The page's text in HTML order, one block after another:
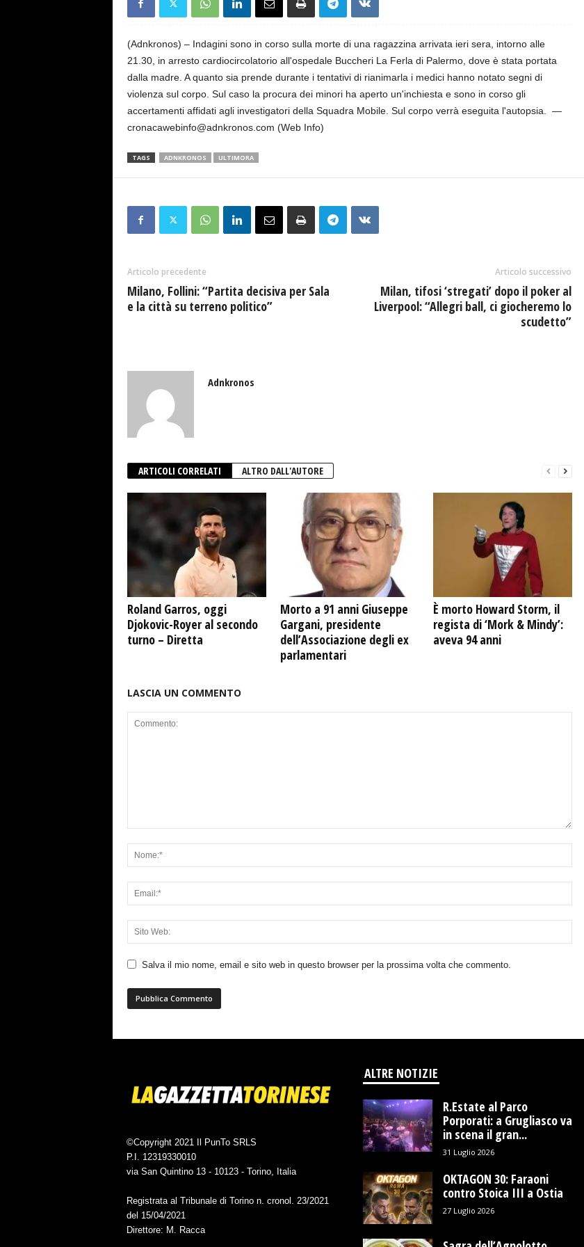
(Adnkronos) – Indagini sono in corso sulla morte di una ragazzina arrivata ieri sera, intorno alle
21.30, in arresto cardiocircolatorio all'ospedale Buccheri La Ferla di Palermo, dove è stata portata
dalla madre. A quanto sia prende durante i tentativi di rianimarla i medici hanno notato segni di
violenza sul corpo. Sul caso la procura dei minori ha aperto un'inchiesta e sono in corso gli
accertamenti affidati agli investigatori della Squadra Mobile. Sul corpo verrà eseguita l'autopsia. —
cronacawebinfo@adnkronos.com (Web Info)
TAGS ADNKRONOS ULTIMORA
Articolo precedente
Milano, Follini: “Partita decisiva per Sala
e la città su terreno politico”
Articolo successivo
Milan, tifosi ‘stregati’ dopo il poker al
Liverpool: “Allegri ball, ci giocheremo lo
scudetto”
Adnkronos
ARTICOLI CORRELATI ALTRO DALL'AUTORE
Roland Garros, oggi
Djokovic-Royer al secondo
turno – Diretta
Morto a 91 anni Giuseppe
Gargani, presidente
dell’Associazione degli ex
parlamentari
È morto Howard Storm, il
regista di ‘Mork & Mindy’:
aveva 94 anni
LASCIA UN COMMENTO
Salva il mio nome, email e sito web in questo browser per la prossima volta che commento.
©Copyright 2021 Il PunTo SRLS
P.I. 12319330010
via San Quintino 13 - 10123 - Torino, Italia
Registrata al Tribunale di Torino n. cronol. 23/2021
del 15/04/2021
Direttore: M. Racca
ALTRE NOTIZIE
R.Estate al Parco
Porporati: a Grugliasco va
in scena il gran...
31 Luglio 2026
OKTAGON 30: Faraoni
contro Stoica III a Ostia
27 Luglio 2026